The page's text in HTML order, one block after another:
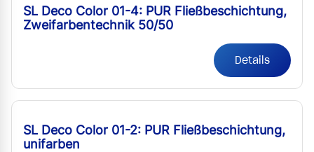
SL Deco Color 01-4: PUR Fließbeschichtung,
Zweifarbentechnik 50/50
Details
SL Deco Color 01-2: PUR Fließbeschichtung,
unifarben